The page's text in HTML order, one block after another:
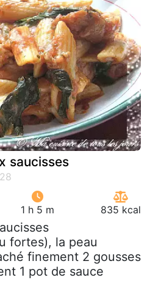
saucisses
1 h 5 m 835 kcal
fortes), la peau
finement 2 gousses
1 pot de sauce